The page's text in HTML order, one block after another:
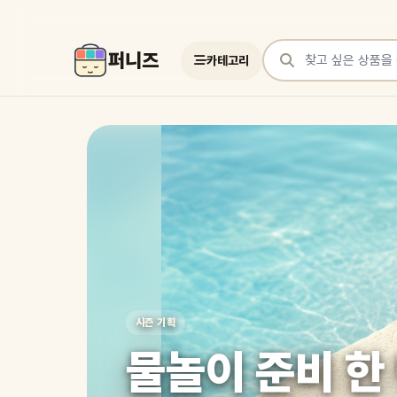
퍼니즈 카테고리
상품 검색
여러 쇼핑몰 상품을 한곳에서 찾아보세요
시즌 기획
물놀이 준비 한